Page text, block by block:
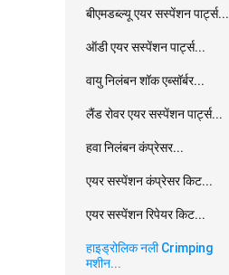
बीएमडब्ल्यू एयर सस्पेंशन पार्ट्स...
ऑडी एयर सस्पेंशन पार्ट्स...
वायु निलंबन शॉक एब्सॉर्बर...
लैंड रोवर एयर सस्पेंशन पार्ट्स...
हवा निलंबन कंप्रेसर...
एयर सस्पेंशन कंप्रेसर किट...
एयर सस्पेंशन रिपेयर किट...
हाइड्रोलिक नली Crimping
मशीन...